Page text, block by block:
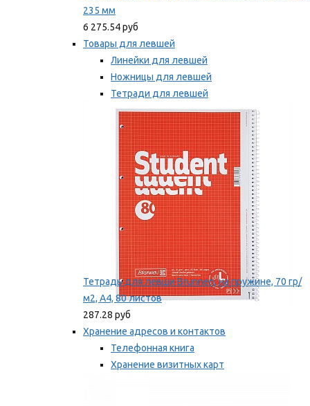
235 мм
6 275.54 руб
Товары для левшей
Линейки для левшей
Ножницы для левшей
Тетради для левшей
Точилки для левшей
Мы рекомендуем
Тетрадь для левши Brunnen, на пружине, 70 гр/
м2, А4, 80 листов
287.28 руб
Хранение адресов и контактов
Телефонная книга
Хранение визитных карт